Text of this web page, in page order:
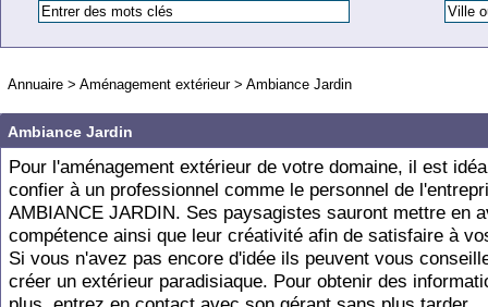
Annuaire > Aménagement extérieur> Ambiance Jardin
Ambiance Jardin
Pour l'aménagement extérieur de votre domaine, il est
confier à un professionnel comme le personnel de
AMBIANCE JARDIN. Ses paysagistes sauront mettre en
compétence ainsi que leur créativité afin de satisfaire à
Si vous n'avez pas encore d'idée ils peuvent vous
créer un extérieur paradisiaque. Pour obtenir des